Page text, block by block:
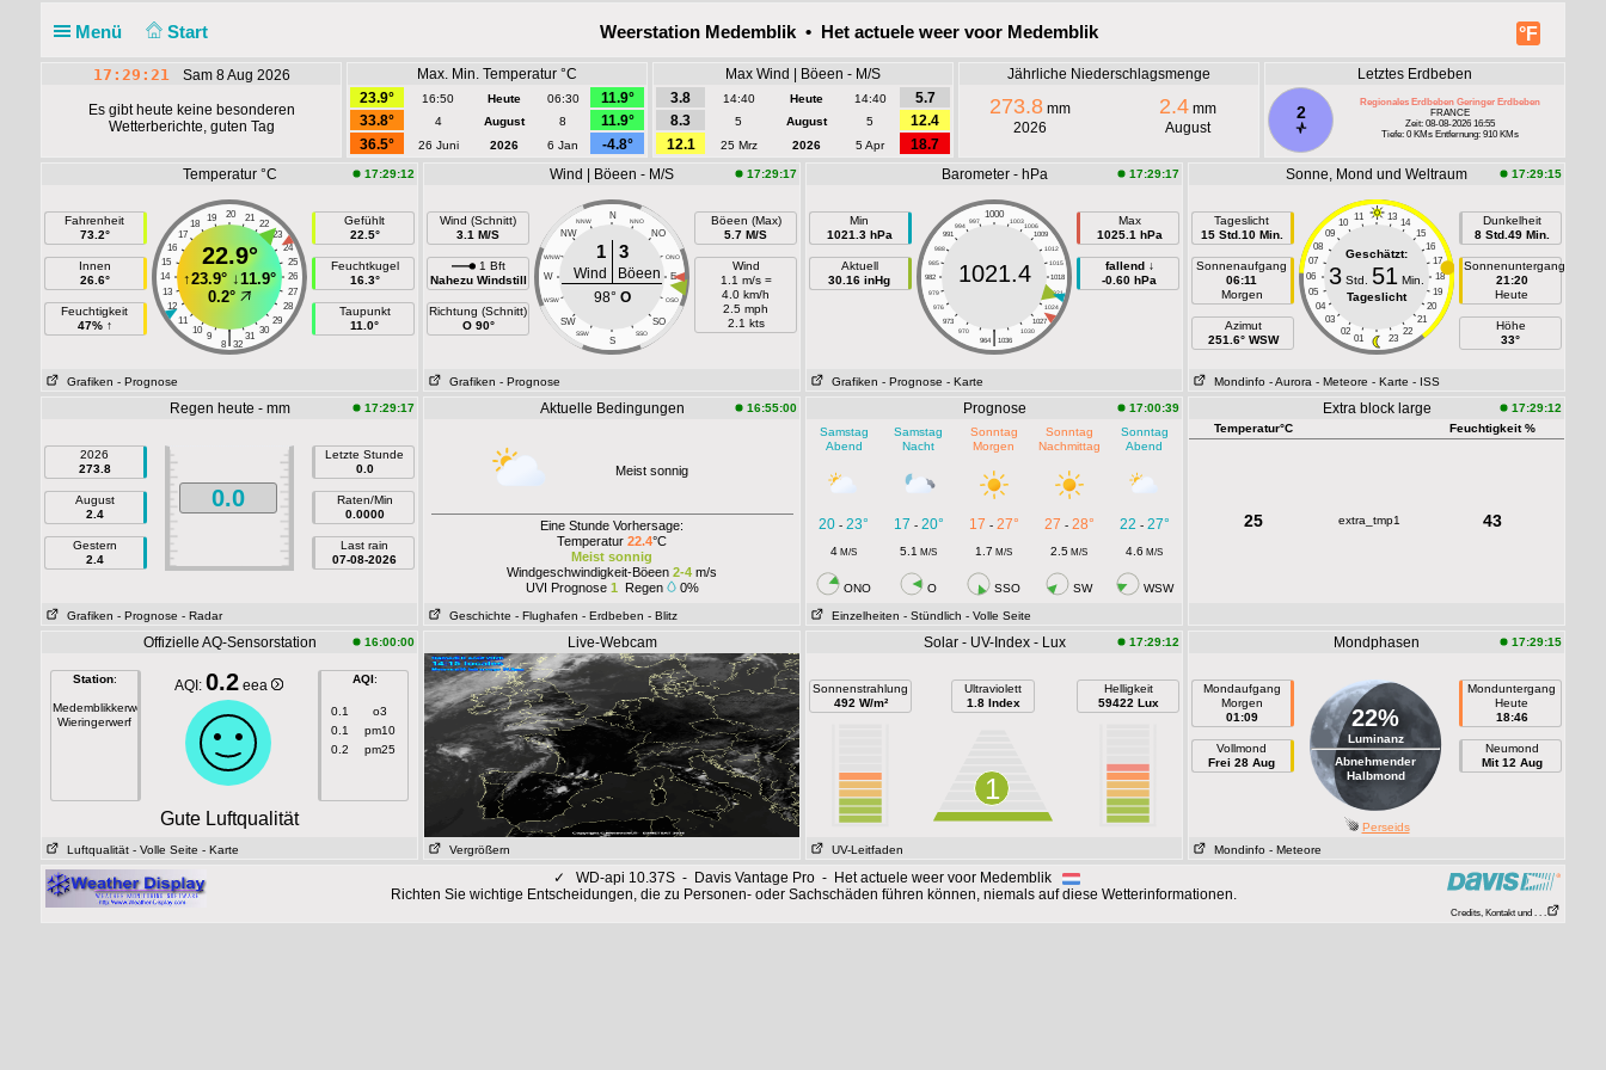
Menü Start °F
Weerstation Medemblik • Het actuele weer voor Medemblik
17:29:21 Sam 8 Aug 2026
Es gibt heute keine besonderen
Wetterberichte, guten Tag
Max. Min. Temperatur °C
23.9°
16:50 Heute 06:30
11.9°
33.8°
4 August 8
11.9°
36.5°
26 Juni 2026 6 Jan -4.8°
Max Wind | Böeen - M/S
3.8
14:40 Heute 14:40
5.7
8.3
5 August 5
12.4
12.1
25 Mrz 2026 5 Apr 18.7
Jährliche Niederschlagsmenge
273.8 mm
2026
2.4 mm
August
Letztes Erdbeben
2
Regionales Erdbeben Geringer Erdbeben
FRANCE
Zeit: 08-08-2026 16:55
Tiefe: 0 KMs Entfernung: 910 KMs
Temperatur °C 17:29:12
Fahrenheit
73.2°
Innen
26.6°
Feuchtigkeit
47% ↑
20
19 21
18
22
17
23
16
24
15
25
14
26
13
27
12
28
11
29
10
30
9 31
|
8 32
22.9°
↑23.9° ↓11.9°
0.2°
Gefühlt
22.5°
Feuchtkugel
16.3°
Taupunkt
11.0°
Grafiken - Prognose
Wind | Böeen - M/S 17:29:17
Wind (Schnitt)
3.1 M/S
1 Bft
Nahezu Windstill
Richtung (Schnitt)
O 90°
N
NNW NNO
NW NO
WNW ONO
W E
WSW OSO
SW SO
SSW SSO
S
1 3
Wind
Böeen
98° O
Böeen (Max)
5.7 M/S
Wind
1.1 m/s =
4.0 km/h
2.5 mph
2.1 kts
Grafiken - Prognose
Barometer - hPa 17:29:17
Min
1021.3 hPa
Aktuell
30.16 inHg
1000
997 1003
994
1006
991
1009
988
1012
985
1015
982
1018
979
1021
976
1024
973
1027
970
1030
|
964 1036
1021.4
Max
1025.1 hPa
fallend ↓
-0.60 hPa
Grafiken - Prognose - Karte
Sonne, Mond und Weltraum 17:29:15
Tageslicht
15 Std.10 Min.
Sonnenaufgang
06:11
Morgen
Azimut
251.6° WSW
11 13
10
14
09
15
08
16
07
17
06
18
05
19
04
20
03
21
02
22
01 23
Geschätzt:
3 Std. 51 Min.
Tageslicht
Dunkelheit
8 Std.49 Min.
Sonnenuntergang
21:20
Heute
Höhe
33°
Mondinfo - Aurora - Meteore - Karte - ISS
Regen heute - mm 17:29:17
2026
273.8
August
2.4
Gestern
2.4
0.0
Letzte Stunde
0.0
Raten/Min
0.0000
Last rain
07-08-2026
Grafiken - Prognose - Radar
Aktuelle Bedingungen 16:55:00
Meist sonnig
Eine Stunde Vorhersage:
Temperatur 22.4°C
Meist sonnig
Windgeschwindigkeit-Böeen 2-4 m/s
UVI Prognose 1 Regen 0%
Geschichte - Flughafen - Erdbeben - Blitz
Prognose
17:00:39
Samstag
Abend
Samstag
Nacht
Sonntag
Morgen
Sonntag
Nachmittag
Sonntag
Abend
20 - 23° 17 - 20° 17 - 27° 27 - 28° 22 - 27°
4 M/S 5.1 M/S 1.7 M/S 2.5 M/S 4.6 M/S
ONO O SSO SW WSW
Einzelheiten - Stündlich - Volle Seite
Extra block large
17:29:12
Temperatur°C
Feuchtigkeit %
25 extra_tmp1 43
Offizielle AQ-Sensorstation 16:00:00
Station:
Medemblikkerweg
Wieringerwerf
AQI: 0.2 eea AQI:
0.1
o3
0.1
pm10
0.2
pm25
Gute Luftqualität
Luftqualität - Volle Seite - Karte
Live-Webcam
Vergrößern
Solar - UV-Index - Lux 17:29:12
Sonnenstrahlung
492 W/m²
Ultraviolett
1.8 Index
1
Helligkeit
59422 Lux
UV-Leitfaden
Mondphasen 17:29:15
Mondaufgang
Morgen
01:09
Vollmond
Frei 28 Aug
22%
Luminanz
Abnehmender
Halbmond
Monduntergang
Heute
18:46
Neumond
Mit 12 Aug
Perseids
Mondinfo - Meteore
✓
WD-api 10.37S - Davis Vantage Pro - Het actuele weer voor Medemblik
Richten Sie wichtige Entscheidungen, die zu Personen- oder Sachschäden führen können, niemals auf diese Wetterinformationen.
Credits, Kontakt und . . .